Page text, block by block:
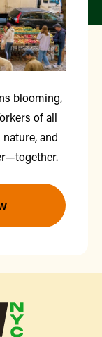
blooming,
of all
and